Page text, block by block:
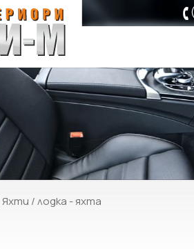
Яхти / лодка - яхта